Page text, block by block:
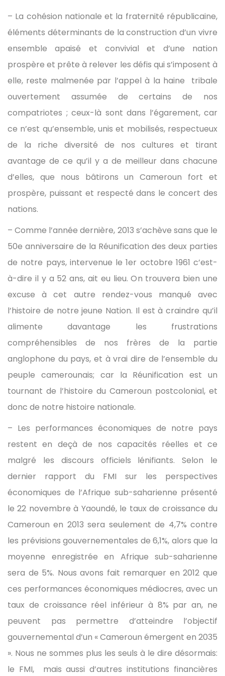
– La cohésion nationale et la fraternité républicaine,
éléments déterminants de la construction d’un vivre
ensemble apaisé et convivial et d’une nation
prospère et prête à relever les défis qui s’imposent à
elle, reste malmenée par l’appel à la haine tribale
ouvertement assumée de certains de nos
compatriotes ; ceux-là sont dans l’égarement, car
ce n’est qu’ensemble, unis et mobilisés, respectueux
de la riche diversité de nos cultures et tirant
avantage de ce qu’il y a de meilleur dans chacune
d’elles, que nous bâtirons un Cameroun fort et
prospère, puissant et respecté dans le concert des
nations.
– Comme l’année dernière, 2013 s’achève sans que le
50e anniversaire de la Réunification des deux parties
de notre pays, intervenue le 1er octobre 1961 c’est-
à-dire il y a 52 ans, ait eu lieu. On trouvera bien une
excuse à cet autre rendez-vous manqué avec
l’histoire de notre jeune Nation. Il est à craindre qu’il
alimente davantage les frustrations
compréhensibles de nos frères de la partie
anglophone du pays, et à vrai dire de l’ensemble du
peuple camerounais; car la Réunification est un
tournant de l’histoire du Cameroun postcolonial, et
donc de notre histoire nationale.
– Les performances économiques de notre pays
restent en deçà de nos capacités réelles et ce
malgré les discours officiels lénifiants. Selon le
dernier rapport du FMI sur les perspectives
économiques de l’Afrique sub-saharienne présenté
le 22 novembre à Yaoundé, le taux de croissance du
Cameroun en 2013 sera seulement de 4,7% contre
les prévisions gouvernementales de 6,1%, alors que la
moyenne enregistrée en Afrique sub-saharienne
sera de 5%. Nous avons fait remarquer en 2012 que
ces performances économiques médiocres, avec un
taux de croissance réel inférieur à 8% par an, ne
peuvent pas permettre d’atteindre l’objectif
gouvernemental d’un « Cameroun émergent en 2035
». Nous ne sommes plus les seuls à le dire désormais:
le FMI, mais aussi d’autres institutions financières